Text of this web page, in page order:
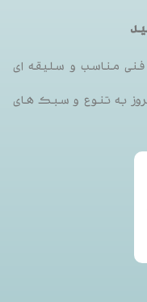
مناسب و سلیقه ای
به تنوع و سبک های